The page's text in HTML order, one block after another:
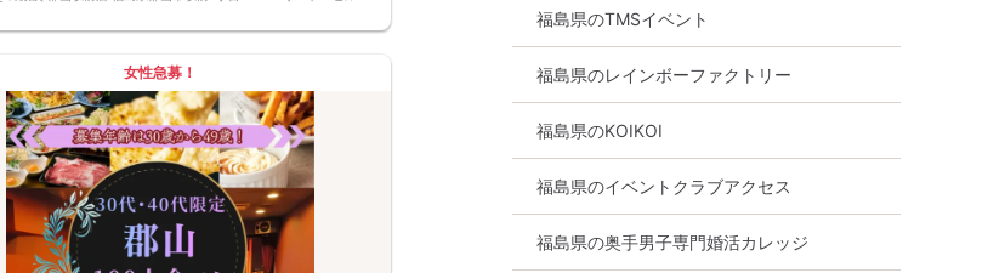
型・連絡先交換は自由★
できなかった」なんてことはありません。
換は席替え時間までに円滑に行ってください）
のお願い】
以上でのご参加は必ず同性同士でお申し込みください。
指定はございません。多くのお客様はカジュアルな格好でおこし
います。
断はイベント前日の時点で男性３名・女性３名以上のお申し込み
りますが、当日に参加者のキャンセルで比率が崩れた場合や開催
を下回った場合、一切返金などの保証はいたしませんのでご了承
トページ内の「お申し込み状況」等はキャンセルなどで当日の参
女性急募！
福島県のTMSイベント
福島県のレインボーファクトリー
福島県のKOIKOI
福島県のイベントクラブアクセス
福島県の奥手男子専門婚活カレッジ